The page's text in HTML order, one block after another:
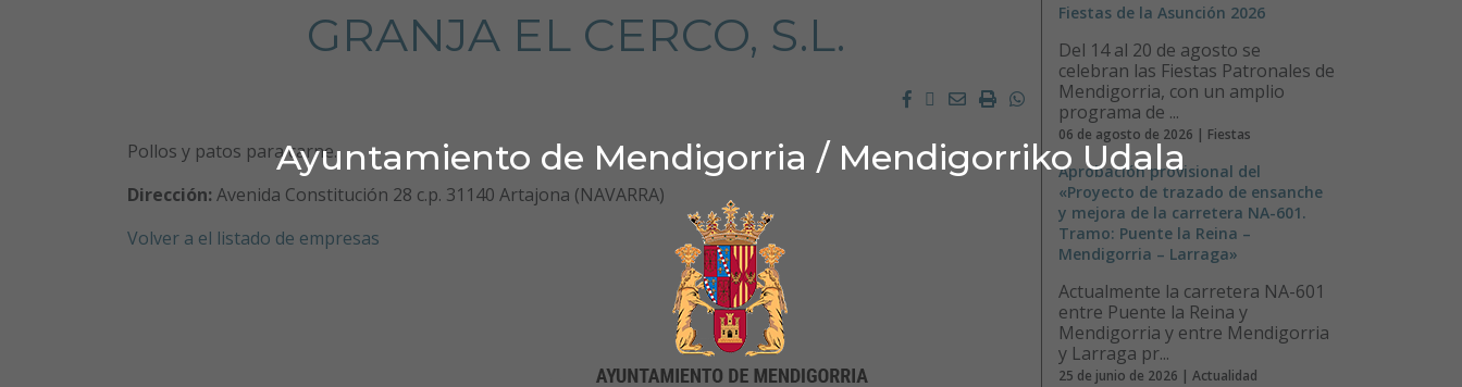
Ayuntamiento de Mendigorria / Mendigorriko Udala
GRANJA EL CERCO, S.L.
Facebook
Twitter
EmailImprimir
Whatsapp
Pollos y patos para carne.
Dirección: Avenida Constitución 28 c.p. 31140 Artajona (NAVARRA)
Volver a el listado de empresas
Fiestas de la Asunción 2026
Del 14 al 20 de agosto se
celebran las Fiestas Patronales de
Mendigorria, con un amplio
programa de ...
06 de agosto de 2026 | Fiestas
Aprobación provisional del
«Proyecto de trazado de ensanche
y mejora de la carretera NA-601.
Tramo: Puente la Reina –
Mendigorria – Larraga»
Actualmente la carretera NA-601
entre Puente la Reina y
Mendigorria y entre Mendigorria
y Larraga pr...
25 de junio de 2026 | Actualidad